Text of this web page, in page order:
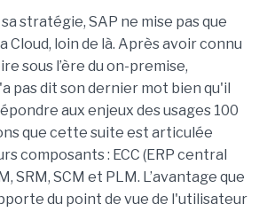
stratégie, SAP ne mise pas que
Cloud, loin de là. Après avoir connu
sous l’ère du on-premise,
pas dit son dernier mot bien qu'il
aux enjeux des usages 100
que cette suite est articulée
composants : ECC (ERP central
SRM, SCM et PLM. L’avantage que
du point de vue de l'utilisateur